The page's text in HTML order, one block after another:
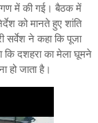
में की गई। बैठक में
को मानते हुए शांति
सर्वेश ने कहा कि पूजा
कि दशहरा का मेला घूमने
हो जाता है।